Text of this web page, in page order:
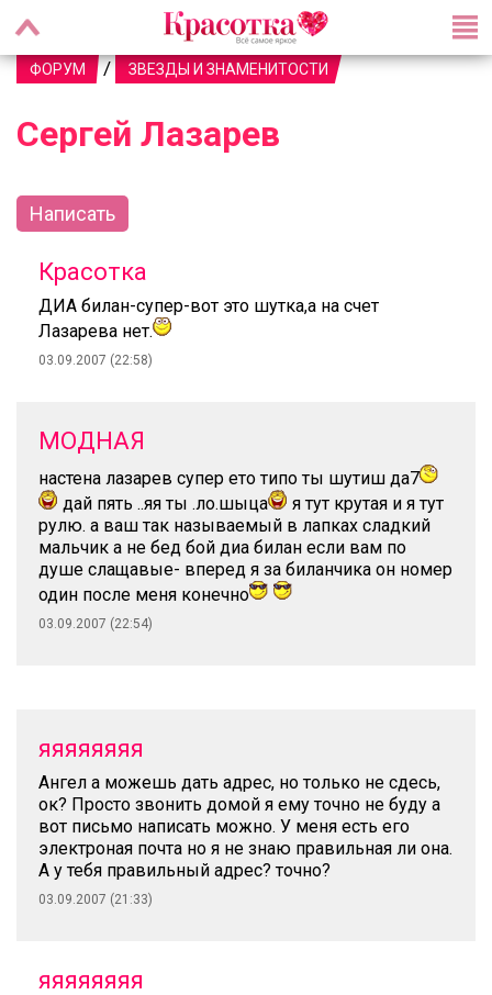
ФОРУМ / ЗВЕЗДЫ И ЗНАМЕНИТОСТИ
Сергей Лазарев
Написать
Красотка
ДИА билан-супер-вот это шутка,а на счет
Лазарева нет.
03.09.2007 (22:58)
МОДНАЯ
настена лазарев супер ето типо ты шутиш да7
дай пять ..яя ты .ло.шыца
я тут крутая и я тут
рулю. а ваш так называемый в лапках сладкий
мальчик а не бед бой диа билан если вам по
душе слащавые- вперед я за биланчика он номер
один после меня конечно
03.09.2007 (22:54)
яяяяяяяя
Ангел а можешь дать адрес, но только не сдесь,
ок? Просто звонить домой я ему точно не буду а
вот письмо написать можно. У меня есть его
электроная почта но я не знаю правильная ли она.
А у тебя правильный адрес? точно?
03.09.2007 (21:33)
яяяяяяяя